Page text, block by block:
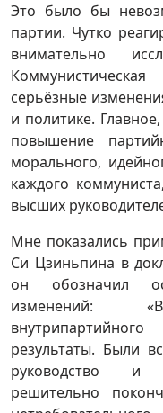
Это было бы
партии. Чутко
внимательно
серьёзные
и политике.
повышение
морального,
каждого
высших
Мне показались
Си Цзиньпина в
он обозначил
изменений:
результаты. Были
руководство и
решительно